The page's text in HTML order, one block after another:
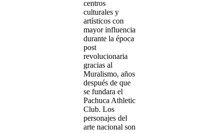
centros
culturales y
artísticos con
mayor influencia
durante la época
post
revolucionaria
gracias al
Muralismo, años
después de que
se fundara el
Pachuca Athletic
Club. Los
personajes del
arte nacional son